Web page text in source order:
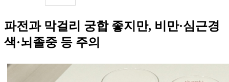
파전과 막걸리 궁합 좋지만, 비만·심근경
색·뇌졸중 등 주의